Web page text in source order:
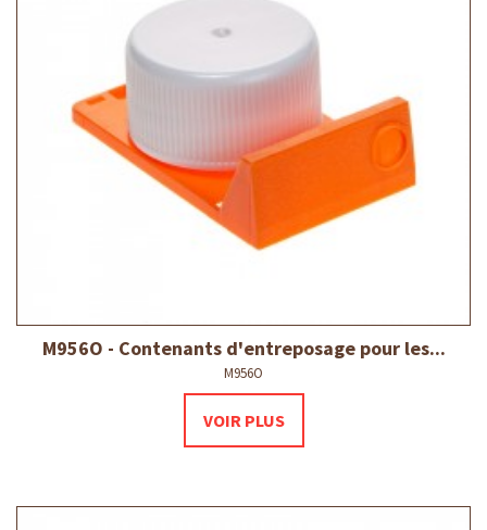
M956O - Contenants d'entreposage pour les...
M956O
VOIR PLUS